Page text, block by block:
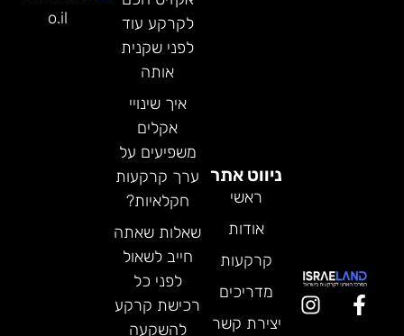
ניווט אתר
ראשי
אודות
קרקעות
מדריכים
יצירת קשר
לקרקע עוד
לפני שקנית
אותה
איך שינויי
אקלים
משפיעים על
ערך קרקעות
חקלאיות?
שאלות שאתה
חייב לשאול
לפני כל
רכישת קרקע
להשקעה
o.il